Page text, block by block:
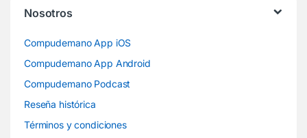
Nosotros
Compudemano App iOS
Compudemano App Android
Compudemano Podcast
Reseña histórica
Términos y condiciones